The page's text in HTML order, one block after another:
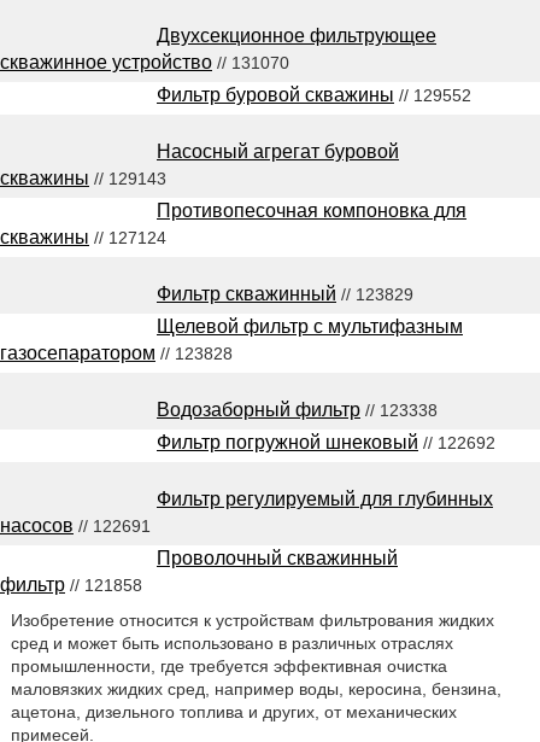
Двухсекционное фильтрующее
скважинное устройство // 131070
Фильтр буровой скважины // 129552
Насосный агрегат буровой
скважины // 129143
Противопесочная компоновка для
скважины // 127124
Фильтр скважинный // 123829
Щелевой фильтр с мультифазным
газосепаратором // 123828
Водозаборный фильтр // 123338
Фильтр погружной шнековый // 122692
Фильтр регулируемый для глубинных
насосов // 122691
Проволочный скважинный
фильтр // 121858
Изобретение относится к устройствам фильтрования жидких
сред и может быть использовано в различных отраслях
промышленности, где требуется эффективная очистка
маловязких жидких сред, например воды, керосина, бензина,
ацетона, дизельного топлива и других, от механических
примесей.